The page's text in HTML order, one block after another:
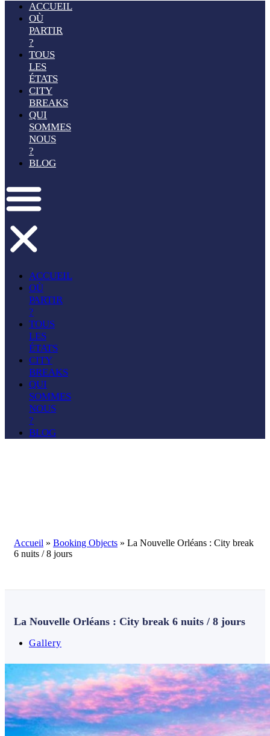
ACCUEIL
OÙ
PARTIR
?
TOUS
LES
ÉTATS
CITY
BREAKS
QUI
SOMMES
NOUS
?
BLOG
ACCUEIL
OÙ
PARTIR
?
TOUS
LES
ÉTATS
CITY
BREAKS
QUI
SOMMES
NOUS
?
BLOG
Accueil » Booking Objects » La Nouvelle Orléans : City break
6 nuits / 8 jours
La Nouvelle Orléans : City break 6 nuits / 8 jours
Gallery